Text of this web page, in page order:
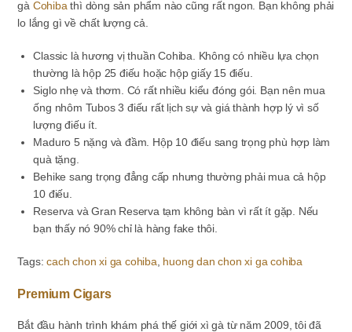
gà Cohibathì dòng sản phẩm nào cũng rất ngon. Bạn không phải
lo lắng gì về chất lượng cả.
Classic là hương vị thuần Cohiba. Không có nhiều lựa chọn
thường là hộp 25 điếu hoặc hộp giấy 15 điếu.
Siglo nhẹ và thơm. Có rất nhiều kiểu đóng gói. Bạn nên mua
ống nhôm Tubos 3 điếu rất lịch sự và giá thành hợp lý vì số
lượng điếu ít.
Maduro 5 nặng và đầm. Hộp 10 điếu sang trọng phù hợp làm
quà tặng.
Behike sang trọng đẳng cấp nhưng thường phải mua cả hộp
10 điếu.
Reserva và Gran Reserva tạm không bàn vì rất ít gặp. Nếu
bạn thấy nó 90% chỉ là hàng fake thôi.
Tags:cach chon xi ga cohiba, huong dan chon xi ga cohiba
Premium Cigars
Bắt đầu hành trình khám phá thế giới xì gà từ năm 2009, tôi đã